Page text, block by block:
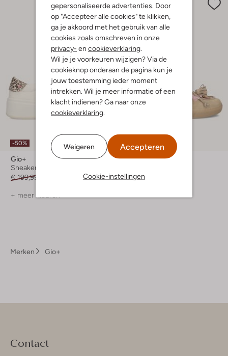
gepersonaliseerde advertenties. Door
op "Accepteer alle cookies" te klikken,
ga je akkoord met het gebruik van alle
cookies zoals omschreven in onze
privacy- en cookieverklaring.
Wil je je voorkeuren wijzigen? Via de
cookieknop onderaan de pagina kun je
jouw toestemming ieder moment
intrekken. Wil je meer informatie of een
klacht indienen? Ga naar onze
cookieverklaring.
Weigeren Accepteren
Cookie-instellingen
-50%
Gio+
Sneakers
€ 199,99
+ meer kleuren
Gio+
€ 189,99
Merken Gio+
Contact